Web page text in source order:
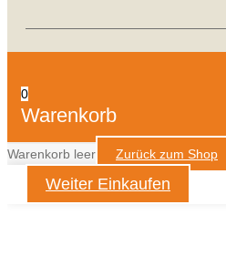
0
Warenkorb
Warenkorb leer Zurück zum Shop
Weiter Einkaufen